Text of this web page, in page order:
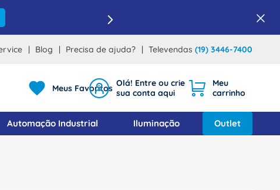
Blog Precisa de ajuda? Televendas (19) 3446-7400
Meus Favoritos
Automação Industrial Iluminação Outlet